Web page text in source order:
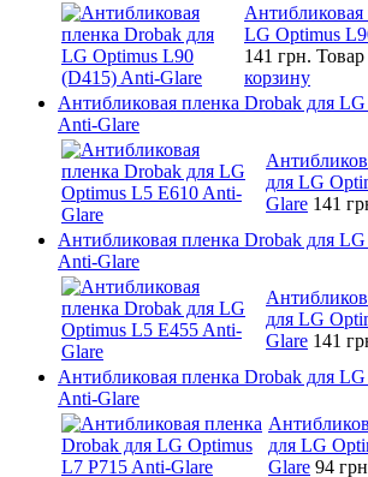
Антибликовая
LG Optimus
141 грн. Товар
корзину
Антибликовая пленка Drobak для
Anti-Glare
для LG
Glare 141
Антибликовая пленка Drobak для
Anti-Glare
для LG
Glare 141
Антибликовая пленка Drobak для
Anti-Glare
для LG
Glare 94